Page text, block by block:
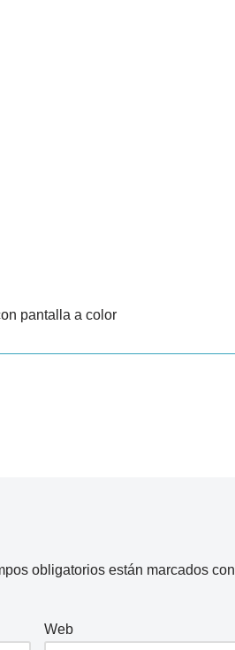
pantalla a color
obligatorios están marcados con
Web